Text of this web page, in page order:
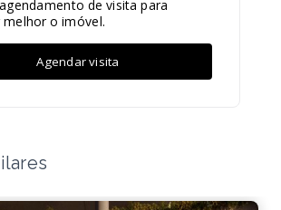
de visita para
o imóvel.
Agendar visita